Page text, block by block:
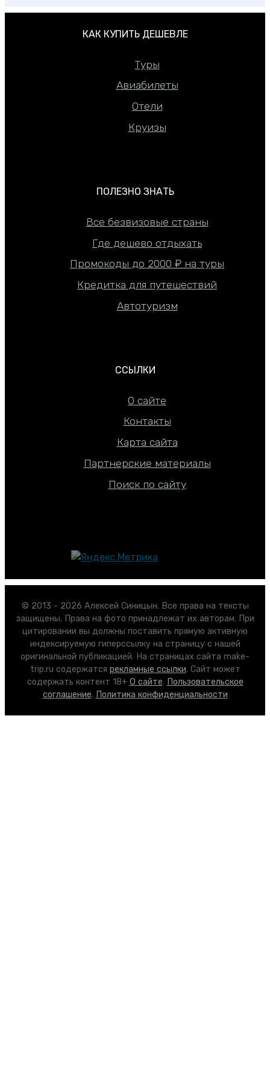
КАК КУПИТЬ ДЕШЕВЛЕ
Туры
Авиабилеты
Отели
Круизы
ПОЛЕЗНО ЗНАТЬ
Все безвизовые страны
Где дешево отдыхать
Промокоды до 2000 ₽ на туры
Кредитка для путешествий
Автотуризм
ССЫЛКИ
О сайте
Контакты
Карта сайта
Партнерские материалы
Поиск по сайту
© 2013 - 2026 Алексей Синицын. Все права на тексты
защищены. Права на фото принадлежат их авторам. При
цитировании вы должны поставить прямую активную
индексируемую гиперссылку на страницу с нашей
оригинальной публикацией. На страницах сайта make-
trip.ru содержатся рекламные ссылки. Сайт может
содержать контент 18+ О сайте. Пользовательское
соглашение. Политика конфиденциальности